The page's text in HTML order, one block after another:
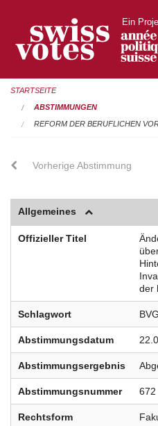
Ein
STARTSEITE
ABSTIMMUNGEN
REFORM DER BERUFLICHEN
Vorherige Abstimmung
Allgemeines
Offizieller Titel
der
Schlagwort
Abstimmungsdatum
Abstimmungsergebnis
Abstimmungsnummer 672
Rechtsform